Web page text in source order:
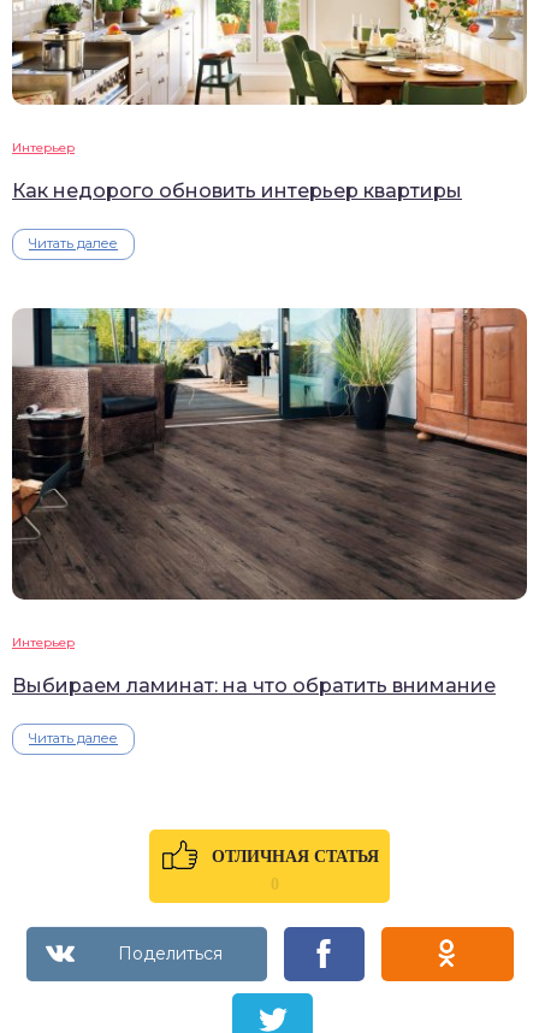
Интерьер
Как недорого обновить интерьер квартиры
Читать далее
Интерьер
Выбираем ламинат: на что обратить внимание
Читать далее
ОТЛИЧНАЯ СТАТЬЯ
0